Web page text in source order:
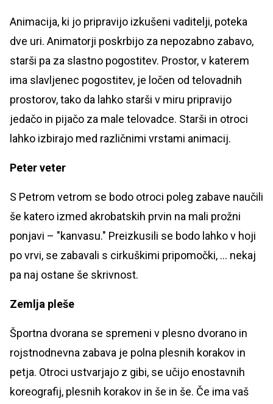
Animacija, ki jo pripravijo izkušeni vaditelji, poteka
dve uri. Animatorji poskrbijo za nepozabno zabavo,
starši pa za slastno pogostitev. Prostor, v katerem
ima slavljenec pogostitev, je ločen od telovadnih
prostorov, tako da lahko starši v miru pripravijo
jedačo in pijačo za male telovadce. Starši in otroci
lahko izbirajo med različnimi vrstami animacij.
Peter veter
S Petrom vetrom se bodo otroci poleg zabave naučili
še katero izmed akrobatskih prvin na mali prožni
ponjavi – "kanvasu." Preizkusili se bodo lahko v hoji
po vrvi, se zabavali s cirkuškimi pripomočki, ... nekaj
pa naj ostane še skrivnost.
Zemlja pleše
Športna dvorana se spremeni v plesno dvorano in
rojstnodnevna zabava je polna plesnih korakov in
petja. Otroci ustvarjajo z gibi, se učijo enostavnih
koreografij, plesnih korakov in še in še. Če ima vaš